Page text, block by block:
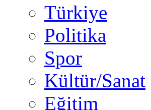
Türkiye
Politika
Spor
Kültür/Sanat
Eğitim